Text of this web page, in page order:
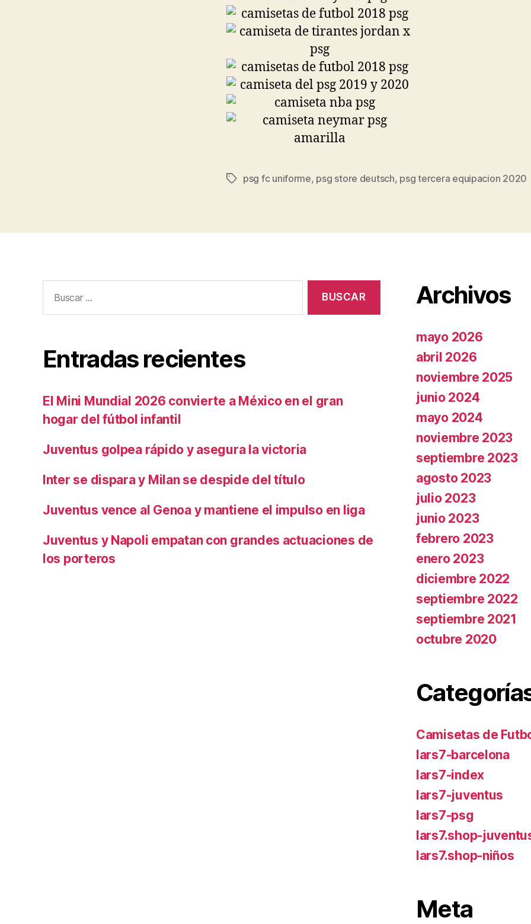
Etiquetas
psg fc uniforme, psg store deutsch, psg tercera equipacion 2020
Entradas recientes
El Mini Mundial 2026 convierte a México en el gran
hogar del fútbol infantil
Juventus golpea rápido y asegura la victoria
Inter se dispara y Milan se despide del título
Juventus vence al Genoa y mantiene el impulso en liga
Juventus y Napoli empatan con grandes actuaciones de
los porteros
Archivos
mayo 2026
abril 2026
noviembre 2025
junio 2024
mayo 2024
noviembre 2023
septiembre 2023
agosto 2023
julio 2023
junio 2023
febrero 2023
enero 2023
diciembre 2022
septiembre 2022
septiembre 2021
octubre 2020
Camisetas de
lars7-barcelona
lars7-index
lars7-juventus
lars7-psg
lars7.shop-
lars7.shop-niños
Meta